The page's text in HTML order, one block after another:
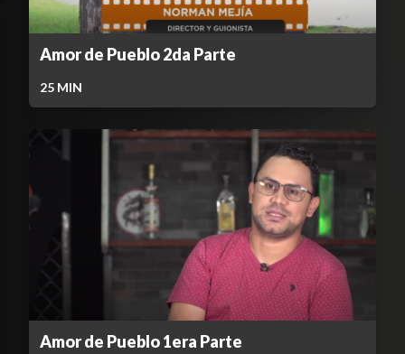
Amor de Pueblo 2da Parte
25 MIN
Amor de Pueblo 1era Parte